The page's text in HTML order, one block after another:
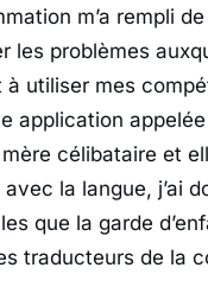
m’a rempli de
les problèmes
utiliser mes
appelée
célibataire et
la langue, j’ai
que la garde
traducteurs de la